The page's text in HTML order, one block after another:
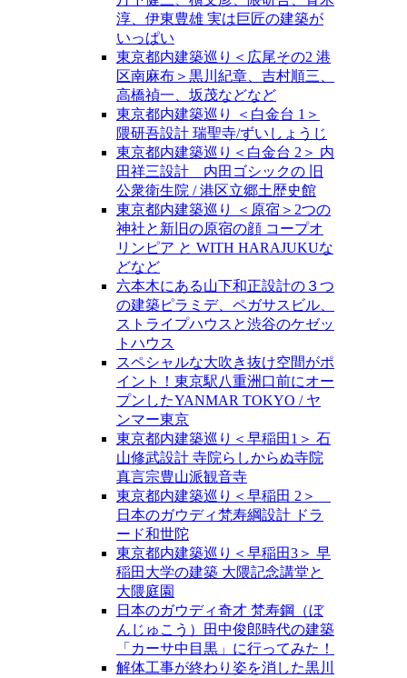
淳、伊東豊雄 実は巨匠の建築が
いっぱい
東京都内建築巡り＜広尾その2 港
区南麻布＞黒川紀章、吉村順三、
高橋禎一、坂茂などなど
東京都内建築巡り ＜白金台 1＞
隈研吾設計 瑞聖寺/ずいしょうじ
東京都内建築巡り＜白金台 2＞ 内
田祥三設計 内田ゴシックの 旧
公衆衛生院 / 港区立郷土歴史館
東京都内建築巡り ＜原宿＞2つの
神社と新旧の原宿の顔 コープオ
リンピア と WITH HARAJUKUな
どなど
六本木にある山下和正設計の３つ
の建築ピラミデ、ペガサスビル、
ストライプハウスと渋谷のケゼッ
トハウス
スペシャルな大吹き抜け空間がポ
イント！東京駅八重洲口前にオー
プンしたYANMAR TOKYO / ヤ
ンマー東京
東京都内建築巡り＜早稲田1＞ 石
山修武設計 寺院らしからぬ寺院
真言宗豊山派観音寺
東京都内建築巡り＜早稲田 2＞
日本のガウディ梵寿綱設計 ドラ
ード和世陀
東京都内建築巡り＜早稲田3＞ 早
稲田大学の建築 大隈記念講堂と
大隈庭園
日本のガウディ奇才 梵寿鋼（ぼ
んじゅこう）田中俊郎時代の建築
「カーサ中目黒」に行ってみた！
解体工事が終わり姿を消した黒川